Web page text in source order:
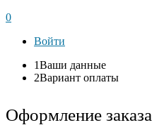
0
Войти
1Ваши данные
2Вариант оплаты
Оформление заказа